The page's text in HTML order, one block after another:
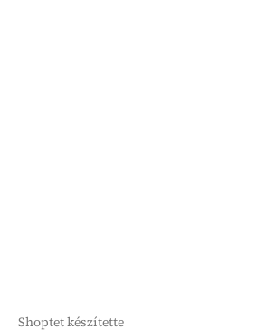
Shoptet készítette